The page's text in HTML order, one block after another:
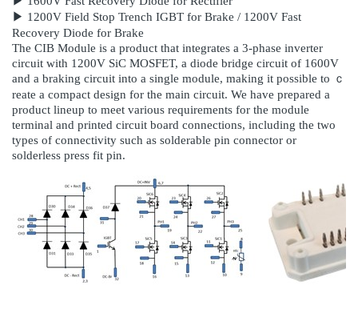
▶ 1200V Field Stop Trench IGBT for Brake / 1200V Fast
Recovery Diode for Brake
The CIB Module is a product that integrates a 3-phase inverter
circuit with 1200V SiC MOSFET, a diode bridge circuit of 1600V
and a braking circuit into a single module, making it possible to ｃ
reate a compact design for the main circuit. We have prepared a
product lineup to meet various requirements for the module
terminal and printed circuit board connections, including the two
types of connectivity such as solderable pin connector or
solderless press fit pin.